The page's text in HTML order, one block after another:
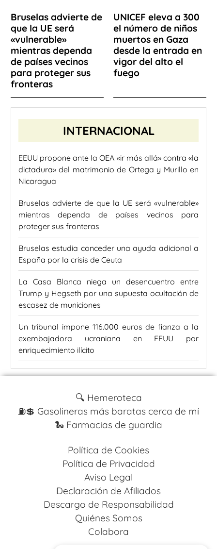
Bruselas advierte de
que la UE será
«vulnerable»
mientras dependa
de países vecinos
para proteger sus
fronteras
UNICEF eleva a 300
el número de niños
muertos en Gaza
desde la entrada en
vigor del alto el
fuego
INTERNACIONAL
EEUU propone ante la OEA «ir más allá» contra «la
dictadura» del matrimonio de Ortega y Murillo en
Nicaragua
Bruselas advierte de que la UE será «vulnerable»
mientras dependa de países vecinos para
proteger sus fronteras
Bruselas estudia conceder una ayuda adicional a
España por la crisis de Ceuta
La Casa Blanca niega un desencuentro entre
Trump y Hegseth por una supuesta ocultación de
escasez de municiones
Un tribunal impone 116.000 euros de fianza a la
exembajadora ucraniana en EEUU por
enriquecimiento ilícito
🔍 Hemeroteca
⛽️💲 Gasolineras más baratas cerca de mí
🐍 Farmacias de guardia
Política de Cookies
Política de Privacidad
Aviso Legal
Declaración de Afiliados
Descargo de Responsabilidad
Quiénes Somos
Colabora